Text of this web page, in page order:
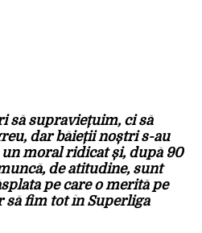
să supraviețuim, ci să
dar băieții noștri s-au
moral ridicat și, după 90
de atitudine, sunt
pe care o merită pe
să fim tot în Superliga